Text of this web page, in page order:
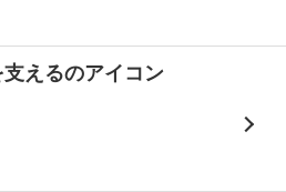
えるのアイコン